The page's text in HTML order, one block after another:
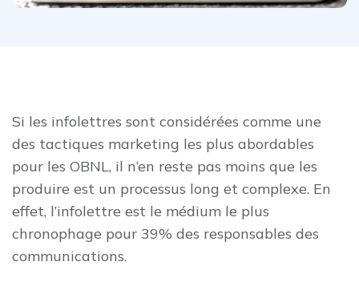
Si les infolettres sont considérées comme une
des tactiques marketing les plus abordables
pour les OBNL, il n’en reste pas moins que les
produire est un processus long et complexe. En
effet, l’infolettre est le médium le plus
chronophage pour 39% des responsables des
communications.